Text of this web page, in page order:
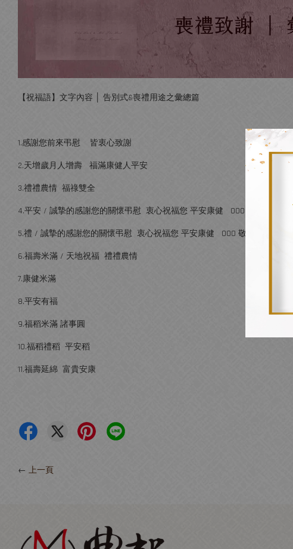
【祝福語】文字內容 │ 告別式&喪禮用途之彙總篇
1.感謝您前來弔慰 皆衷心致謝
2.天增歲月人增壽 福滿康健人平安
3.禮禮農情 福祿雙全
4.平安 / 誠摯的感謝您的關懷弔慰 衷心祝福您 平安康健 OOO 敬謝
5.禮 / 誠摯的感謝您的關懷弔慰 衷心祝福您 平安康健 OOO 敬謝
6.福壽米滿 / 天地祝福 禮禮農情
7.康健米滿
8.平安有福
9.福稻米滿 諸事圓
10.福稻禮稻 平安稻
11.福壽延綿 富貴安康
← 上一頁